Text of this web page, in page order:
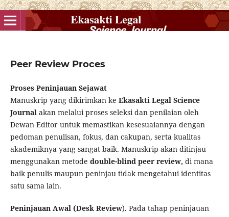
Peer Review Proces
Proses Peninjauan Sejawat
Manuskrip yang dikirimkan ke Ekasakti Legal Science
Journal akan melalui proses seleksi dan penilaian oleh
Dewan Editor untuk memastikan kesesuaiannya dengan
pedoman penulisan, fokus, dan cakupan, serta kualitas
akademiknya yang sangat baik. Manuskrip akan ditinjau
menggunakan metode double-blind peer review, di mana
baik penulis maupun peninjau tidak mengetahui identitas
satu sama lain.
Peninjauan Awal (Desk Review). Pada tahap peninjauan